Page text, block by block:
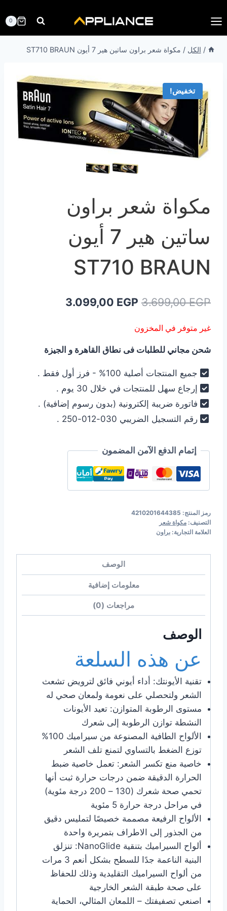
إلى
المحتوى
0
/ الكل / مكواة شعر براون ساتين هير 7 أيون ST710 BRAUN
تخفيض!
مكواة شعر براون
ساتين هير 7 أيون
ST710 BRAUN
3.699,00EGP
السعر
هو:
3.699,00 EGP.
3.099,00 EGP
3.099,00 EGP.
غير متوفر في المخزون
شحن مجاني للطلبات فى نطاق القاهرة و الجيزة
جميع المنتجات أصلية 100% - فرز أول فقط .
إرجاع سهل للمنتجات في خلال 30 يوم .
فاتورة ضريبة إلكترونية (بدون رسوم إضافية) .
رقم التسجيل الضريبي 030-012-250 .
إتمام الدفع الآمن المضمون
رمز المنتج: 4210201644385
التصنيف: مكواة شعر
العلامة التجارية: براون
الوصف
معلومات إضافية
مراجعات (0)
الوصف
عن هذه السلعة
تقنية الأيونتك: أداء أيوني فائق لترويض تشعث
الشعر ولتحصلي على نعومة ولمعان صحي له
مستوى الرطوبة المتوازن: تعيد الأيونات
النشطة توازن الرطوبة إلى شعرك
الألواح الطافية المصنوعة من سيراميك 100%
توزع الضغط بالتساوي لتمنع تلف الشعر
خاصية منع تكسر الشعر: تعمل خاصية ضبط
الحرارة الدقيقة ضمن درجات حرارة ثبت أنها
تحمي صحة شعرك (130 – 200 درجة مئوية)
في مراحل درجة حرارة 5 مئوية
الألواح الرفيعة مصممة خصيصًا لتمليس دقيق
من الجذور إلى الاطراف بتمريرة واحدة
ألواح السيراميك بتنقية NanoGlide: تنزلق
البنية الناعمة جدًا للسطح بشكل أنعم 3 مرات
من ألواح السيراميك التقليدية وذلك للحفاظ
على صحة طبقة الشعر الخارجية
اصنعي تصفيفتك – اللمعان المثالي، الحماية